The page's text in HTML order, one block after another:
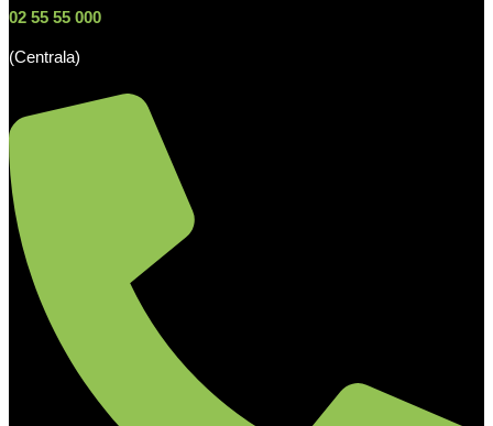
02 55 55 000
(Centrala)